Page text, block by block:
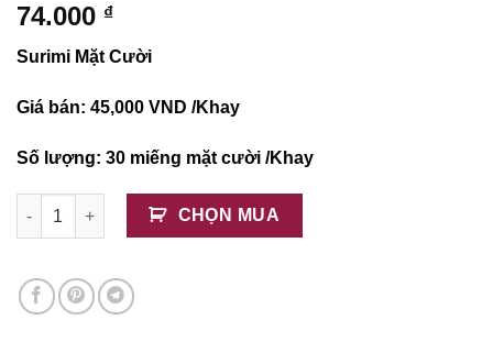
74.000 ₫
Surimi Mặt Cười
Giá bán: 45,000 VND /Khay
Số lượng: 30 miếng mặt cười /Khay
Surimi Mặt Cười số lượng
CHỌN MUA